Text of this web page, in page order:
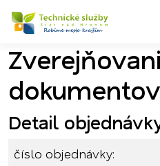
Preskočiť na obsah
Preskočiť na hlavné menu
dokumentov
Detail
číslo objednávky: